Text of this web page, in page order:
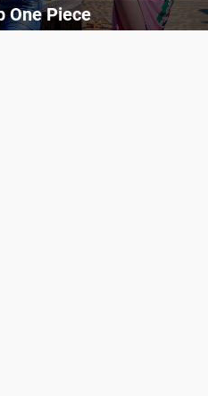
One Piece